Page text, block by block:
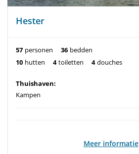
Hester
57 personen 36 bedden
10 hutten 4 toiletten 4 douches
Thuishaven:
Kampen
Meer informatie